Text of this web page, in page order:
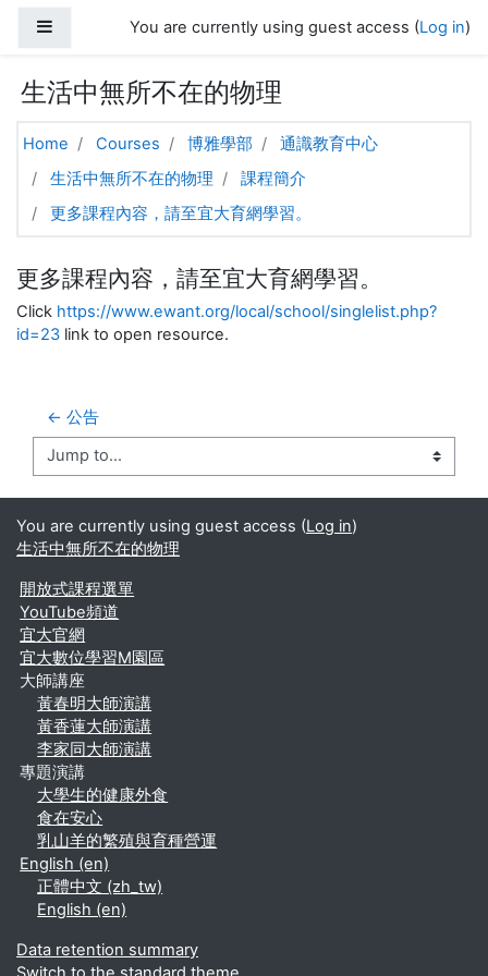
Side panelYou are currently using guest access (Log in)
生活中無所不在的物理
Home Courses 博雅學部
通識教育中心
生活中無所不在的物理
課程簡介
更多課程內容，請至宜大育網學習。
更多課程內容，請至宜大育網學習。
Click https://www.ewant.org/local/school/singlelist.php?
id=23 link to open resource.
← 公告
Jump to...
You are currently using guest access (Log in)
生活中無所不在的物理
開放式課程選單
YouTube頻道
宜大官網
宜大數位學習M園區
大師講座
黃春明大師演講
黃香蓮大師演講
李家同大師演講
專題演講
大學生的健康外食
食在安心
乳山羊的繁殖與育種營運
English ‎(en)‎
正體中文 ‎(zh_tw)‎
English ‎(en)‎
Data retention summary